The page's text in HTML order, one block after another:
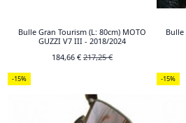
Bulle Gran Tourism (L: 80cm) MOTO
GUZZI V7 III - 2018/2024
184,66 €217,25 €
-15% -15%